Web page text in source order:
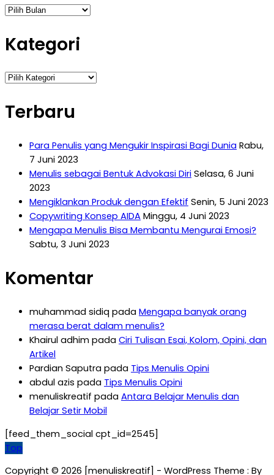
Arsip
Kategori
Kategori
Terbaru
Para Penulis yang Mengukir Inspirasi Bagi Dunia Rabu,
7 Juni 2023
Menulis sebagai Bentuk Advokasi Diri Selasa, 6 Juni
2023
Mengiklankan Produk dengan Efektif Senin, 5 Juni 2023
Copywriting Konsep AIDA Minggu, 4 Juni 2023
Mengapa Menulis Bisa Membantu Mengurai Emosi?
Sabtu, 3 Juni 2023
Komentar
muhammad sidiq pada Mengapa banyak orang
merasa berat dalam menulis?
Khairul adhim pada Ciri Tulisan Esai, Kolom, Opini, dan
Artikel
Pardian Saputra pada Tips Menulis Opini
abdul azis pada Tips Menulis Opini
menuliskreatif pada Antara Belajar Menulis dan
Belajar Setir Mobil
[feed_them_social cpt_id=2545]
Top
Copyright © 2026 [menuliskreatif] - WordPress Theme : By